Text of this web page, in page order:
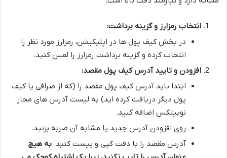
انتخاب رمزارز و گزینه برداشت:
در بخش کیف پول ها در اپلیکیشن، رمزارز مورد نظر را
انتخاب کرده و گزینه برداشت رمزارز را لمس کنید.
افزودن و تایید آدرس کیف پول مقصد:
ابتدا باید آدرس کیف پول مقصد را (که از صرافی یا کیف
پول دیگر دریافت کرده اید) به لیست آدرس های مجاز
نوبیتکس اضافه کنید.
روی افزودن آدرس جدید یا مشابه آن ضربه بزنید.
آدرس مقصد را با دقت کپی و پیست کنید. به هیچ